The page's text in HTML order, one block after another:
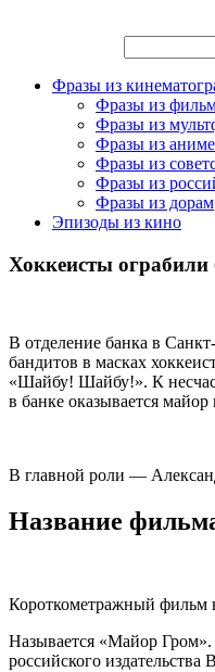
Фразы из
Фразы из
Фразы из
Фразы из аниме
Фразы из
Фразы из
Фразы из дорам
Эпизоды из кино
Хоккеисты
В отделение банка в
бандитов в масках
«Шайбу! Шайбу!». К
в банке оказывается
В главной роли —
Название
Короткометражный фильм
Называется «Майор
российского издательства